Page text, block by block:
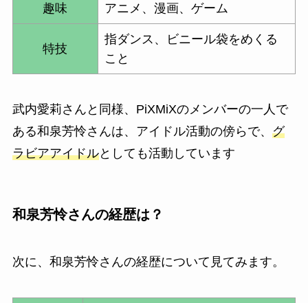
趣味 アニメ、漫画、ゲーム
特技
指ダンス、ビニール袋をめくる
こと
武内愛莉さんと同様、PiXMiXのメンバーの一人で
ある和泉芳怜さんは、アイドル活動の傍らで、 グ
ラビアアイドルとしても活動しています
和泉芳怜さんの経歴は？
次に、和泉芳怜さんの経歴について見てみます。